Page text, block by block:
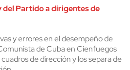
del Partido a dirigentes de
y errores en el desempeño de
de Cuba en Cienfuegos
de dirección y los separa de